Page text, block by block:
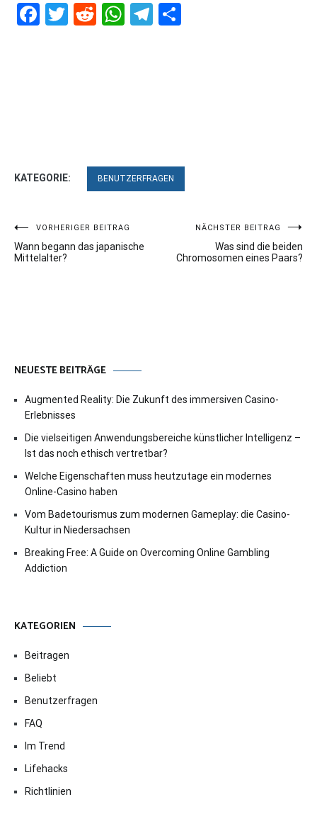
Facebook
Twitter
RedditWhatsApp
Telegram
KATEGORIE: BENUTZERFRAGEN
Beitragsnavigation
VORHERIGER BEITRAG
Wann begann das japanische
Mittelalter?
NÄCHSTER BEITRAG
Was sind die beiden
Chromosomen eines Paars?
NEUESTE BEITRÄGE
Augmented Reality: Die Zukunft des immersiven Casino-
Erlebnisses
Die vielseitigen Anwendungsbereiche künstlicher Intelligenz –
Ist das noch ethisch vertretbar?
Welche Eigenschaften muss heutzutage ein modernes
Online-Casino haben
Vom Badetourismus zum modernen Gameplay: die Casino-
Kultur in Niedersachsen
Breaking Free: A Guide on Overcoming Online Gambling
Addiction
KATEGORIEN
Beitragen
Beliebt
Benutzerfragen
FAQ
Im Trend
Lifehacks
Richtlinien